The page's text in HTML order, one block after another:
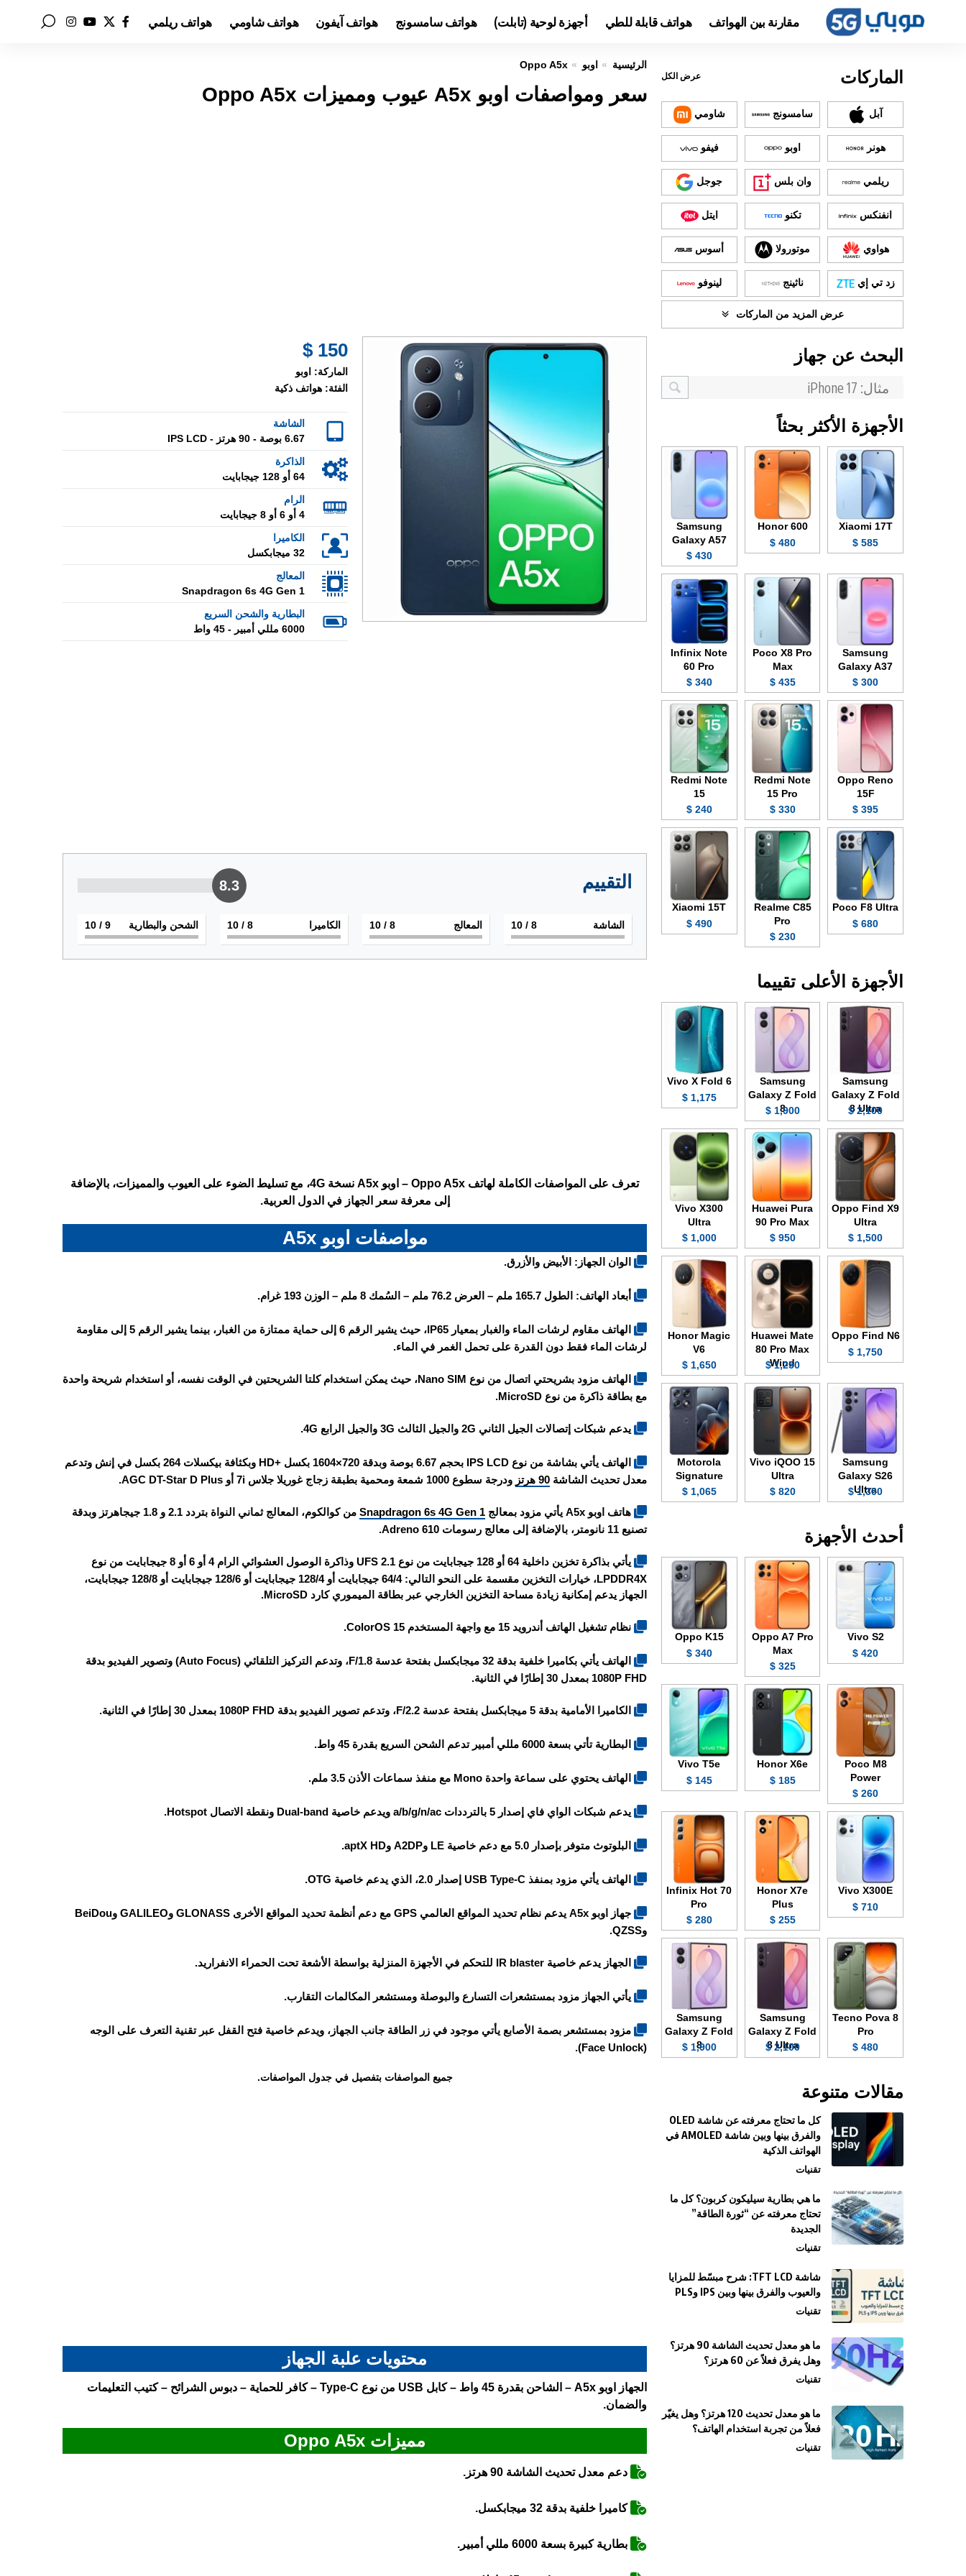
مقارنة بين الهواتف هواتف قابلة للطي أجهزة لوحية (تابلت) هواتف سامسونج هواتف آيفون هواتف شاومي هواتف ريلمي
الرئيسية اوبو Oppo A5x
سعر ومواصفات اوبو A5x عيوب ومميزات Oppo A5x
150 $
الماركة: اوبو
الفئة: هواتف ذكية
الشاشة
6.67 بوصة - 90 هرتز - IPS LCD
الذاكرة
64 أو 128 جيجابايت
الرام
4 أو 6 أو 8 جيجابايت
الكاميرا
32 ميجابكسل
المعالج
Snapdragon 6s 4G Gen 1
البطارية والشحن السريع
6000 مللي أمبير - 45 واط
التقييم 8.3
الشاشة 8
/ 10 المعالج 8
/ 10 الكاميرا 8
/ 10 الشحن والبطارية 9
/ 10
تعرف على المواصفات الكاملة لهاتف Oppo A5x – اوبو A5x نسخة 4G، مع تسليط الضوء على العيوب والمميزات، بالإضافة
إلى معرفة سعر الجهاز في الدول العربية.
مواصفات اوبو A5x
الوان الجهاز: الأبيض والأزرق.
أبعاد الهاتف: الطول 165.7 ملم – العرض 76.2 ملم – السُمك 8 ملم – الوزن 193 غرام.
الهاتف مقاوم لرشات الماء والغبار بمعيار IP65، حيث يشير الرقم 6 إلى حماية ممتازة من الغبار، بينما يشير الرقم 5 إلى مقاومة
لرشات الماء فقط دون القدرة على تحمل الغمر في الماء.
الهاتف مزود بشريحتي اتصال من نوع Nano SIM، حيث يمكن استخدام كلتا الشريحتين في الوقت نفسه، أو استخدام شريحة واحدة
مع بطاقة ذاكرة من نوع MicroSD.
يدعم شبكات إتصالات الجيل الثاني 2G والجيل الثالث 3G والجيل الرابع 4G.
الهاتف يأتي بشاشة من نوع IPS LCD بحجم 6.67 بوصة وبدقة 720×1604 بكسل +HD وبكثافة بيكسلات 264 بكسل في إنش وتدعم
معدل تحديث الشاشة 90 هرتز ودرجة سطوع 1000 شمعة ومحمية بطبقة زجاج غوريلا جلاس 7i أو AGC DT-Star D Plus.
هاتف اوبو A5x يأتي مزود بمعالج Snapdragon 6s 4G Gen 1
من كوالكوم، المعالج ثماني النواة بتردد 2.1 و 1.8 جيجاهرتز وبدقة
تصنيع 11 نانومتر، بالإضافة إلى معالج رسومات Adreno 610.
يأتي بذاكرة تخزين داخلية 64 أو 128 جيجابايت من نوع UFS 2.1 وذاكرة الوصول العشوائي الرام 4 أو 6 أو 8 جيجابايت من نوع
LPDDR4X، خيارات التخزين مقسمة على النحو التالي: 64/4 جيجابايت أو 128/4 جيجابايت أو 128/6 جيجابايت أو 128/8 جيجابايت،
الجهاز يدعم إمكانية زيادة مساحة التخزين الخارجي عبر بطاقة الميموري كارد MicroSD.
نظام تشغيل الهاتف أندرويد 15 مع واجهة المستخدم ColorOS 15.
الهاتف يأتي بكاميرا خلفية بدقة 32 ميجابكسل بفتحة عدسة F/1.8، وتدعم التركيز التلقائي (Auto Focus) وتصوير الفيديو بدقة
1080P FHD بمعدل 30 إطارًا في الثانية.
الكاميرا الأمامية بدقة 5 ميجابكسل بفتحة عدسة F/2.2، وتدعم تصوير الفيديو بدقة 1080P FHD بمعدل 30 إطارًا في الثانية.
البطارية تأتي بسعة 6000 مللي أمبير تدعم الشحن السريع بقدرة 45 واط.
الهاتف يحتوي على سماعة واحدة Mono مع منفذ سماعات الأذن 3.5 ملم.
يدعم شبكات الواي فاي إصدار 5 بالترددات a/b/g/n/ac ويدعم خاصية Dual-band ونقطة الاتصال Hotspot.
البلوتوث متوفر بإصدار 5.0 مع دعم خاصية LE وA2DP وaptX HD.
الهاتف يأتي مزود بمنفذ USB Type-C إصدار 2.0، الذي يدعم خاصية OTG.
جهاز اوبو A5x يدعم نظام تحديد المواقع العالمي GPS مع دعم أنظمة تحديد المواقع الأخرى GLONASS وGALILEO وBeiDou
وQZSS.
الجهاز يدعم خاصية IR blaster للتحكم في الأجهزة المنزلية بواسطة الأشعة تحت الحمراء الانفراريد.
يأتي الجهاز مزود بمستشعرات التسارع والبوصلة ومستشعر المكالمات التقارب.
مزود بمستشعر بصمة الأصابع يأتي موجود في زر الطاقة جانب الجهاز، ويدعم خاصية فتح القفل عبر تقنية التعرف على الوجه
(Face Unlock).
جميع المواصفات بتفصيل في جدول المواصفات.
محتويات علبة الجهاز
الجهاز اوبو A5x – الشاحن بقدرة 45 واط – كابل USB من نوع Type-C – كافر للحماية – دبوس الشرائح – كتيب التعليمات
والضمان.
مميزات Oppo A5x
دعم معدل تحديث الشاشة 90 هرتز.
كاميرا خلفية بدقة 32 ميجابكسل.
بطارية كبيرة بسعة 6000 مللي أمبير.
الماركات عرض الكل
آبل سامسونج شاومي
هونر اوبو فيفو
ريلمي وان بلس جوجل
انفنكس تكنو ايتل
هواوي موتورولا أسوس
زد تي إي ناثينج لينوفو
عرض المزيد من الماركات
البحث عن جهاز
الأجهزة الأكثر بحثاً
Xiaomi 17T
585 $
Honor 600
480 $
Samsung
Galaxy A57
430 $
Samsung
Galaxy A37
300 $
Poco X8 Pro
Max
435 $
Infinix Note
60 Pro
340 $
Oppo Reno
15F
395 $
Redmi Note
15 Pro
330 $
Redmi Note
15
240 $
Poco F8 Ultra
680 $
Realme C85
Pro
230 $
Xiaomi 15T
490 $
الأجهزة الأعلى تقييما
Samsung
Galaxy Z Fold
8 Ultra
2,100 $
Samsung
Galaxy Z Fold
8
1,900 $
Vivo X Fold 6
1,175 $
Oppo Find X9
Ultra
1,500 $
Huawei Pura
90 Pro Max
950 $
Vivo X300
Ultra
1,000 $
Oppo Find N6
1,750 $
Huawei Mate
80 Pro Max
Wind
1,250 $
Honor Magic
V6
1,650 $
Samsung
Galaxy S26
Ultra
1,300 $
Vivo iQOO 15
Ultra
820 $
Motorola
Signature
1,065 $
أحدث الأجهزة
Vivo S2
420 $
Oppo A7 Pro
Max
325 $
Oppo K15
340 $
Poco M8
Power
260 $
Honor X6e
185 $
Vivo T5e
145 $
Vivo X300E
710 $
Honor X7e
Plus
255 $
Infinix Hot 70
Pro
280 $
Tecno Pova 8
Pro
480 $
Samsung
Galaxy Z Fold
8 Ultra
2,100 $
Samsung
Galaxy Z Fold
8
1,900 $
مقالات متنوعة
كل ما تحتاج معرفته عن شاشة OLED
والفرق بينها وبين شاشة AMOLED في
الهواتف الذكية
تقنيات
ما هي بطارية سيليكون كربون؟ كل ما
تحتاج معرفته عن “ثورة الطاقة”
الجديدة
تقنيات
شاشة TFT LCD: شرح مبسّط للمزايا
والعيوب والفرق بينها وبين IPS وPLS
تقنيات
ما هو معدل تحديث الشاشة 90 هرتز؟
وهل يفرق فعلاً عن 60 هرتز؟
تقنيات
ما هو معدل تحديث 120 هرتز؟ وهل يغيّر
فعلاً من تجربة استخدام الهاتف؟
تقنيات